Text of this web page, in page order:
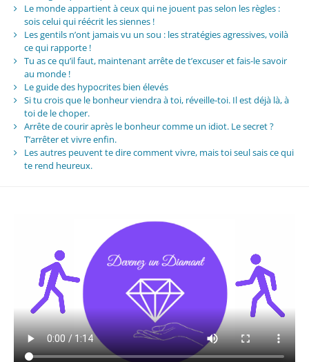
Le monde appartient à ceux qui ne jouent pas selon les règles :
sois celui qui réécrit les siennes !
Les gentils n’ont jamais vu un sou : les stratégies agressives, voilà
ce qui rapporte !
Tu as ce qu’il faut, maintenant arrête de t’excuser et fais-le savoir
au monde !
Le guide des hypocrites bien élevés
Si tu crois que le bonheur viendra à toi, réveille-toi. Il est déjà là, à
toi de le choper.
Arrête de courir après le bonheur comme un idiot. Le secret ?
T’arrêter et vivre enfin.
Les autres peuvent te dire comment vivre, mais toi seul sais ce qui
te rend heureux.